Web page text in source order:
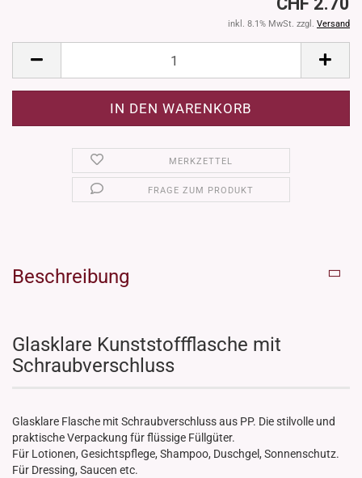
inkl. 8.1% MwSt. zzgl. Versand
MERKZETTEL
FRAGE ZUM PRODUKT
Beschreibung
Glasklare Kunststoffflasche mit
Schraubverschluss
Glasklare Flasche mit Schraubverschluss aus PP. Die stilvolle und
praktische Verpackung für flüssige Füllgüter.
Für Lotionen, Gesichtspflege, Shampoo, Duschgel, Sonnenschutz.
Für Dressing, Saucen etc.